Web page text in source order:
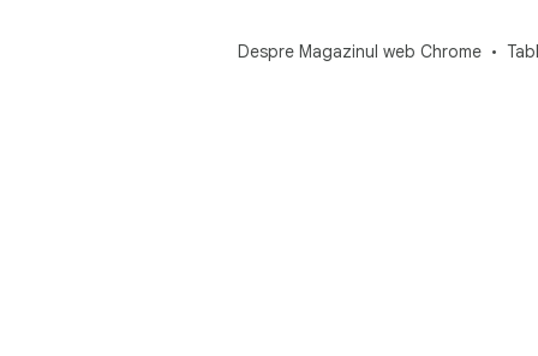
Despre Magazinul web Chrome